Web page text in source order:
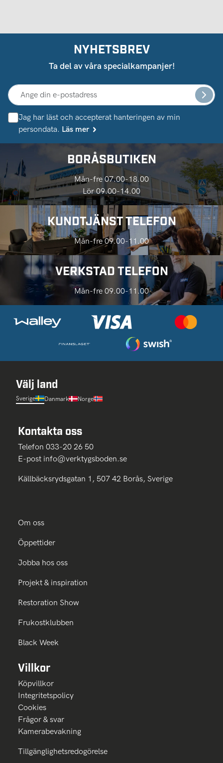
NYHETSBREV
Ta del av våra specialkampanjer!
Jag har läst och accepterat hanteringen av min
persondata. Läs mer
BORÅSBUTIKEN
Mån-fre 07.00-18.00
Lör 09.00-14.00
KUNDTJÄNST TELEFON
Mån-fre 09.00-11.00
VERKSTAD TELEFON
Mån-fre 09.00-11.00
Välj land
Sverige Danmark Norge
Kontakta oss
Telefon 033-20 26 50
E-post info@verktygsboden.se
Källbäcksrydsgatan 1, 507 42 Borås, Sverige
Om oss
Öppettider
Jobba hos oss
Projekt & inspiration
Restoration Show
Frukostklubben
Black Week
Villkor
Köpvillkor
Integritetspolicy
Cookies
Frågor & svar
Kamerabevakning
Tillgänglighetsredogörelse